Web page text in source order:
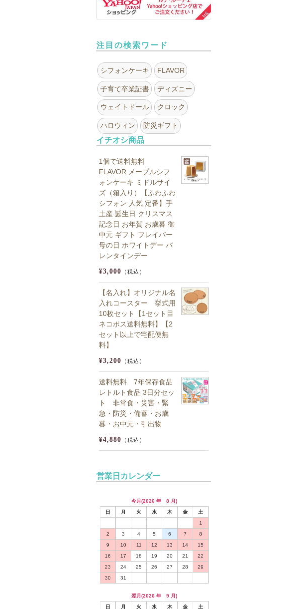
注目の検索ワード
シフォンケーキ FLAVOR
子育て卒業証書 ディズニー
ウェイトドール クロック
ハロウィン 防災ギフト
イチオシ商品
1個で送料無料
FLAVOR メープルシフ
ォンケーキ ミドルサイ
ズ（箱入り）【ふわふわ
シフォン 人気 定番】手
土産 誕生日 クリスマス
記念日 お年賀 お歳暮 御
中元 ギフト フレイバー
母の日 ホワイトデー バ
レンタインデー
¥3,000 （税込）
【名入れ】オリジナル名
入れコースター 挙式用
10枚セット【1セット目
ネコポス送料無料】【2
セット以上で宅配便無
料】
¥3,200 （税込）
送料無料 7年保存食品
レトルト食品 3日分セッ
ト 非常食・災害・緊
急・防災・備蓄・お歳
暮・お中元・引出物
¥4,880 （税込）
営業日カレンダー
今月(2026 年 8 月)
日
月 火 水 木 金
土
1
2
3 4 5 6 7
8
9
10 11 12 13 14
15
16
17 18 19 20 21
22
23
24 25 26 27 28
29
30
31
翌月(2026 年 9 月)
日
月 火 水 木 金 土